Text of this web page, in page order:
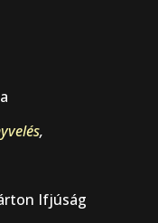
,
Ifjúság